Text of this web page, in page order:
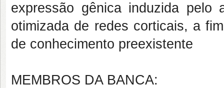
expressão gênica induzida pelo
otimizada de redes corticais, a
de conhecimento preexistente
MEMBROS DA BANCA: